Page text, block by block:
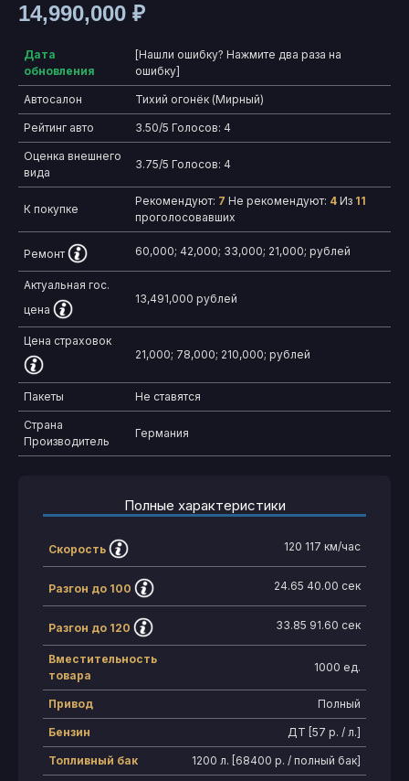
14,990,000 ₽
Дата
обновления
[Нашли ошибку? Нажмите два раза на
ошибку]
Автосалон Тихий огонёк (Мирный)
Рейтинг авто 3.50/5 Голосов: 4
Оценка внешнего
вида
3.75/5 Голосов: 4
К покупке
Рекомендуют: 7 Не рекомендуют: 4 Из 11
проголосовавших
Ремонт 60,000; 42,000; 33,000; 21,000; рублей
Актуальная гос.
цена
13,491,000 рублей
Цена страховок
21,000; 78,000; 210,000; рублей
Пакеты Не ставятся
Страна
Производитель
Германия
Полные характеристики
Скорость 120 117 км/час
Разгон до 100 24.65 40.00 сек
Разгон до 120 33.85 91.60 сек
Вместительность
товара
1000 ед.
Привод Полный
Бензин ДТ [57 р. / л.]
Топливный бак 1200 л. [68400 р. / полный бак]